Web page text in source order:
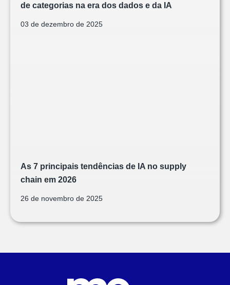
de categorias na era dos dados e da IA
03 de dezembro de 2025
As 7 principais tendências de IA no supply
chain em 2026
26 de novembro de 2025